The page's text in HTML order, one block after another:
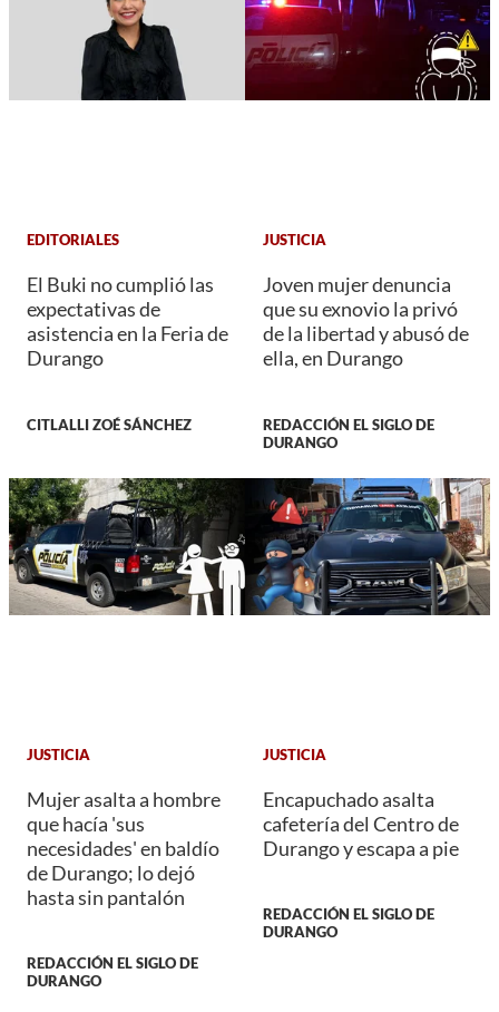
EDITORIALES
El Buki no cumplió las
expectativas de
asistencia en la Feria de
Durango
CITLALLI ZOÉ SÁNCHEZ
JUSTICIA
Joven mujer denuncia
que su exnovio la privó
de la libertad y abusó de
ella, en Durango
REDACCIÓN EL SIGLO DE
DURANGO
JUSTICIA
Mujer asalta a hombre
que hacía 'sus
necesidades' en baldío
de Durango; lo dejó
hasta sin pantalón
REDACCIÓN EL SIGLO DE
DURANGO
JUSTICIA
Encapuchado asalta
cafetería del Centro de
Durango y escapa a pie
REDACCIÓN EL SIGLO DE
DURANGO